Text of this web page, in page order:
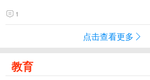
1
点击查看更多
教育